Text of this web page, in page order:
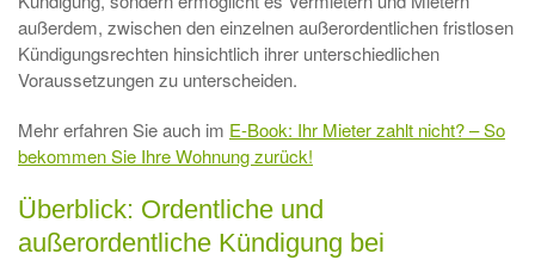
außerdem, zwischen den einzelnen außerordentlichen fristlosen
Kündigungsrechten hinsichtlich ihrer unterschiedlichen
Voraussetzungen zu unterscheiden.
Mehr erfahren Sie auch im E-Book: Ihr Mieter zahlt nicht? – So
bekommen Sie Ihre Wohnung zurück!
Überblick: Ordentliche und
außerordentliche Kündigung bei